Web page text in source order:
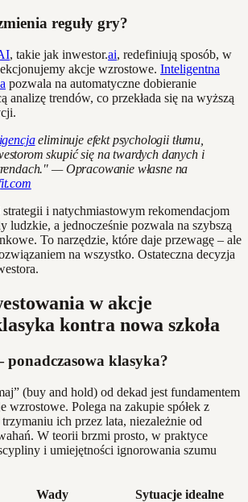
reguły gry?
, takie jak inwestor.ai, redefiniują sposób, w
akcje wzrostowe. Inteligentna
pozwala na automatyczne dobieranie
analizę trendów, co przekłada się na wyższą
eliminuje efekt psychologii tłumu,
skupić się na twardych danych i
— Opracowanie własne na
i natychmiastowym rekomendacjom
ludzkie, a jednocześnie pozwala na szybszą
To narzędzie, które daje przewagę – ale
na wszystko. Ostateczna decyzja
w akcje
kontra nowa szkoła
klasyka?
(buy and hold) od dekad jest fundamentem
wzrostowe. Polega na zakupie spółek z
ich przez lata, niezależnie od
W teorii brzmi prosto, w praktyce
i umiejętności ignorowania szumu
Wady
Sytuacje idealne